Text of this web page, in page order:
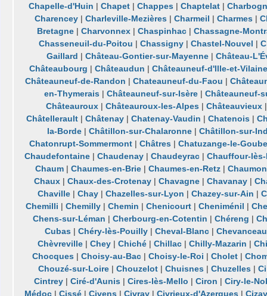
Chapelle-d'Huin | Chapet| Chappes| Chaptelat|
Charencey |Charleville-Mezières |Charmeil |Charmes |
Bretagne| Charvonnex| Chaspinhac| Chassagne-
Chasseneuil-du-Poitou | Chassigny| Chastel-Nouvel |
Gaillard | Château-Gontier-sur-Mayenne| Château-
Châteaubourg | Châteaudun | Châteauneuf-d'Ille-et-Vilaine
Châteauneuf-de-Randon |Chateauneuf-du-Faou |
en-Thymerais |Châteauneuf-sur-Isère |Châteauneuf-
Châteauroux| Châteauroux-les-Alpes| Châteauvieux
Châtellerault |Châtenay |Chatenay-Vaudin |Chatenois |
la-Borde |Châtillon-sur-Chalaronne |Châtillon-sur-
Chatonrupt-Sommermont| Châtres| Chatuzange-le-
Chaudefontaine |Chaudenay |Chaudeyrac |Chauffour-
Chaum| Chaumes-en-Brie| Chaumes-en-Retz|
Chaux| Chaux-des-Crotenay| Chavagne| Chavanay|
Chaville| Chay| Chazelles-sur-Lyon | Chazey-sur-Ain |
Chemilli |Chemilly |Chemin |Chenicourt |Cheniménil |
Chens-sur-Léman | Cherbourg-en-Cotentin | Chéreng |
Cubas| Chéry-lès-Pouilly| Cheval-Blanc|
Chèvreville| Chey| Chiché| Chillac| Chilly-Mazarin |
Chocques |Choisy-au-Bac |Choisy-le-Roi |Cholet |
Chouzé-sur-Loire| Chouzelot| Chuisnes| Chuzelles|
Cintrey |Ciré-d'Aunis |Cires-lès-Mello |Ciron |Ciry-le-
Médoc| Cissé| Civens| Civray| Civrieux-d'Azergues|